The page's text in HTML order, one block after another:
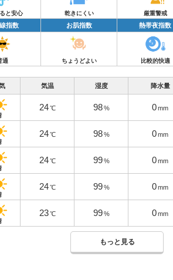
と安心 乾きにくい 厳重警戒
指数 お肌指数 熱帯夜指数
通 ちょうどよい 比較的快適
気温 湿度 降水量
24℃ 98% 0mm
24℃ 98% 0mm
24℃ 99% 0mm
24℃ 99% 0mm
23℃ 99% 0mm
もっと見る